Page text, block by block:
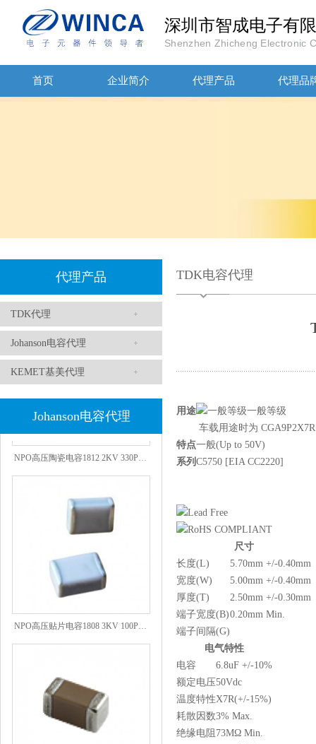
深圳市智成电子有
Shenzhen Zhicheng Electronic
首页 企业简介 代理产品 代理品
代理产品
TDK代理
Johanson电容代理
KEMET基美代理
Johanson电容代理
TDK电容代理
用途
一般等级
车载用途时为
特点一般(Up to 50V)
系列 C5750 [EIA CC2220]
尺寸
长度(L)
5.70mm +/-0.40mm
宽度(W)
5.00mm +/-0.40mm
厚度(T)
2.50mm +/-0.30mm
端子宽度(B)0.20mm Min.
端子间隔(G)
电气特性
电容
6.8uF +/-10%
额定电压50Vdc
温度特性X7R(+/-15%)
耗散因数3% Max.
绝缘电阻 73MΩ Min.